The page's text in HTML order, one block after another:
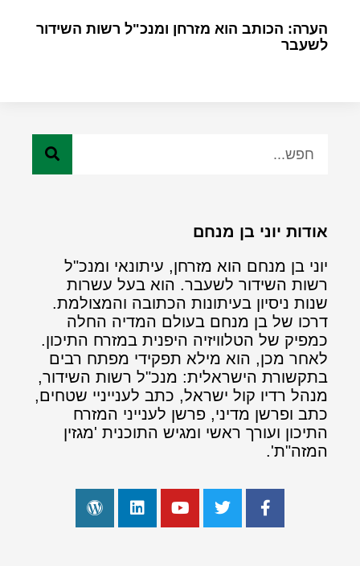
הערה: הכותב הוא מזרחן ומנכ"ל רשות השידור
לשעבר
אודות יוני בן מנחם
יוני בן מנחם הוא מזרחן, עיתונאי ומנכ"ל
רשות השידור לשעבר. הוא בעל עשרות
שנות ניסיון בעיתונות הכתובה והמצולמת.
דרכו של בן מנחם בעולם המדיה החלה
כמפיק של הטלוויזיה היפנית במזרח התיכון.
לאחר מכן, הוא מילא תפקידי מפתח רבים
בתקשורת הישראלית: מנכ"ל רשות השידור,
מנהל רדיו קול ישראל, כתב לענייניי שטחים,
כתב ופרשן מדיני, פרשן לענייני המזרח
התיכון ועורך ראשי ומגיש התוכנית 'מגזין
המזה"ת'.